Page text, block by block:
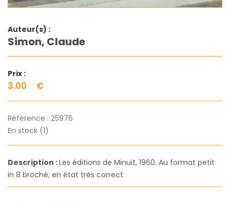
Auteur(s) :
Simon, Claude
Prix :
3.00 €
Référence : 25976
En stock (1)
Description :Les éditions de Minuit, 1960. Au format petit
in 8 broché, en état très correct.